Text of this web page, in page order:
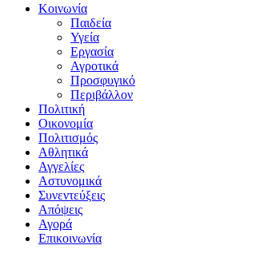
Κοινωνία
Παιδεία
Υγεία
Εργασία
Αγροτικά
Προσφυγικό
Περιβάλλον
Πολιτική
Οικονομία
Πολιτισμός
Αθλητικά
Αγγελίες
Αστυνομικά
Συνεντεύξεις
Απόψεις
Αγορά
Επικοινωνία